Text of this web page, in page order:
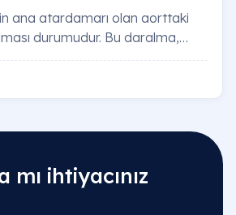
ana atardamarı olan aorttaki
durumudur. Bu daralma,
pompalamasını zorlaştırır ve…
mı ihtiyacınız